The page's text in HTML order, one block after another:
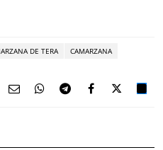
DE TERA
CAMARZANA